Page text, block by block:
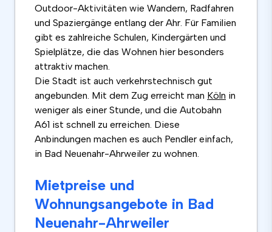
Outdoor-Aktivitäten wie Wandern, Radfahren
und Spaziergänge entlang der Ahr. Für Familien
gibt es zahlreiche Schulen, Kindergärten und
Spielplätze, die das Wohnen hier besonders
attraktiv machen.
Die Stadt ist auch verkehrstechnisch gut
angebunden. Mit dem Zug erreicht man Köln in
weniger als einer Stunde, und die Autobahn
A61 ist schnell zu erreichen. Diese
Anbindungen machen es auch Pendler einfach,
in Bad Neuenahr-Ahrweiler zu wohnen.
Mietpreise und
Wohnungsangebote in Bad
Neuenahr-Ahrweiler